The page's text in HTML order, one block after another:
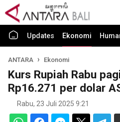
Updates Ekonomi
ANTARA Ekonomi
Kurs Rupiah Rabu
Rp16.271 per dolar
Rabu, 23 Juli 2025 9:21